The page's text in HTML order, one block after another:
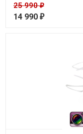
25 990₽
14 990 ₽